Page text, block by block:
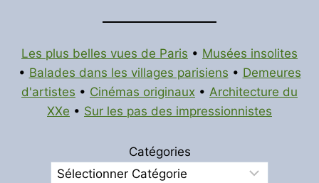
Les plus belles vues de Paris • Musées insolites
• Balades dans les villages parisiens • Demeures
d'artistes • Cinémas originaux • Architecture du
XXe • Sur les pas des impressionnistes
Catégories